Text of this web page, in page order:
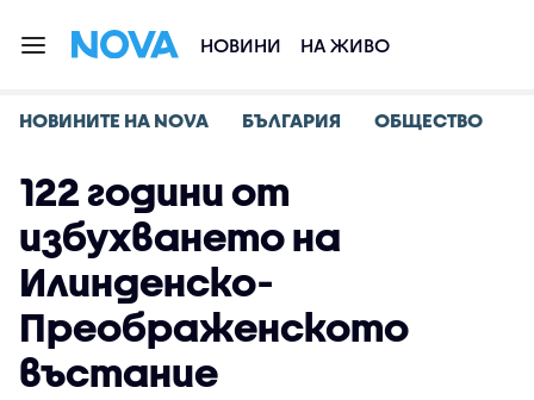
НОВИНИ НА ЖИВО
НОВИНИТЕ НА NOVA БЪЛГАРИЯ ОБЩЕСТВО
122 години от
избухването на
Илинденско-
Преображенското
въстание